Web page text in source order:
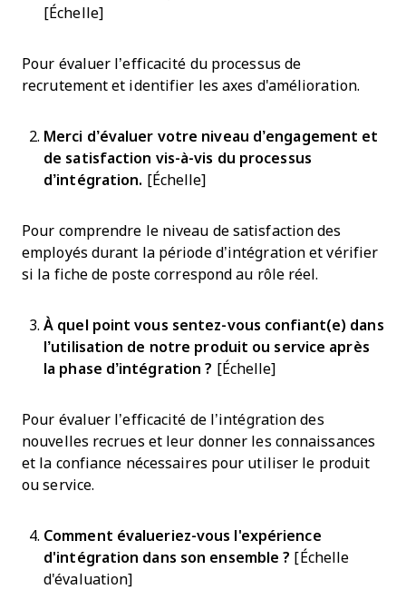
[Échelle]
Pour évaluer l’efficacité du processus de
recrutement et identifier les axes d'amélioration.
Merci d’évaluer votre niveau d’engagement et
de satisfaction vis-à-vis du processus
d’intégration. [Échelle]
Pour comprendre le niveau de satisfaction des
employés durant la période d’intégration et vérifier
si la fiche de poste correspond au rôle réel.
À quel point vous sentez-vous confiant(e) dans
l’utilisation de notre produit ou service après
la phase d’intégration ? [Échelle]
Pour évaluer l’efficacité de l’intégration des
nouvelles recrues et leur donner les connaissances
et la confiance nécessaires pour utiliser le produit
ou service.
Comment évalueriez-vous l'expérience
d'intégration dans son ensemble ? [Échelle
d'évaluation]